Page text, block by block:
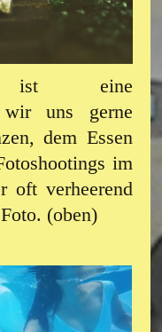
ist eine
wir uns gerne
dem Essen
im
oft verheerend
(oben)